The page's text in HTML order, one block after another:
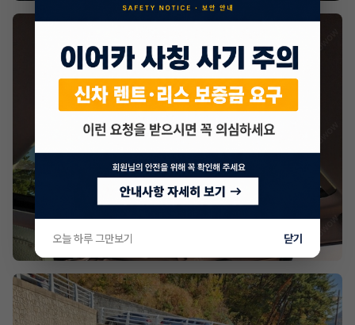
오늘 하루 그만보기 닫기